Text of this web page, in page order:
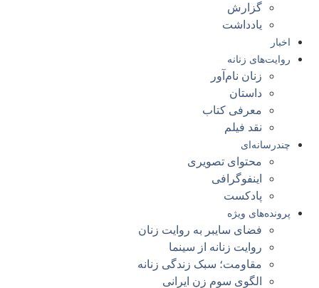
گزارش
یادداشت
اخبار
روایت‌های زنانه
زنان نام‌آور
داستان
معرفی کتاب
نقد فیلم
چندرسانه‌ای
محتوای تصویری
اینفوگرافی
پادکست
پرونده‌های ویژه
فضای سایبر به روایت زنان
روایت زنانه از سینما
مقاومت؛ سبک زندگی زنانه
الگوی سوم زن ایرانی